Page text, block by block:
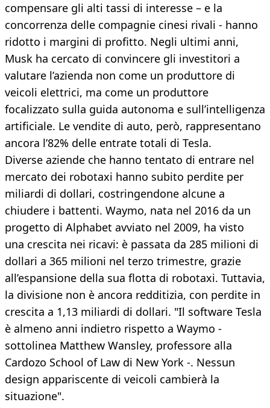
compensare gli alti tassi di interesse – e la
concorrenza delle compagnie cinesi rivali - hanno
ridotto i margini di profitto. Negli ultimi anni,
Musk ha cercato di convincere gli investitori a
valutare l’azienda non come un produttore di
veicoli elettrici, ma come un produttore
focalizzato sulla guida autonoma e sull’intelligenza
artificiale. Le vendite di auto, però, rappresentano
ancora l’82% delle entrate totali di Tesla.
Diverse aziende che hanno tentato di entrare nel
mercato dei robotaxi hanno subito perdite per
miliardi di dollari, costringendone alcune a
chiudere i battenti. Waymo, nata nel 2016 da un
progetto di Alphabet avviato nel 2009, ha visto
una crescita nei ricavi: è passata da 285 milioni di
dollari a 365 milioni nel terzo trimestre, grazie
all’espansione della sua flotta di robotaxi. Tuttavia,
la divisione non è ancora redditizia, con perdite in
crescita a 1,13 miliardi di dollari. "Il software Tesla
è almeno anni indietro rispetto a Waymo -
sottolinea Matthew Wansley, professore alla
Cardozo School of Law di New York -. Nessun
design appariscente di veicoli cambierà la
situazione".